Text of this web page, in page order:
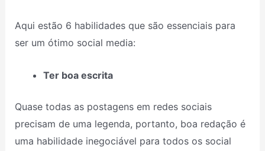
Aqui estão 6 habilidades que são essenciais para
ser um ótimo social media:
Ter boa escrita
Quase todas as postagens em redes sociais
precisam de uma legenda, portanto, boa redação é
uma habilidade inegociável para todos os social